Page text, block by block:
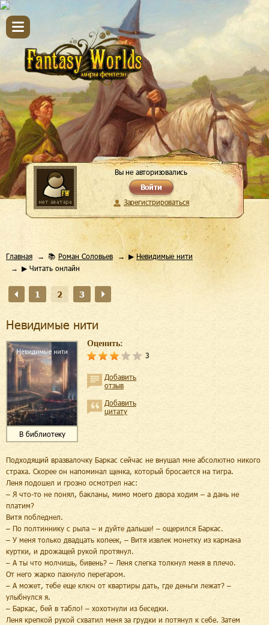
Вы не авторизовались
Войти
Зарегистрироваться
Главная 📚 Роман Соловьев ▶ Невидимые нити
▶ Читать онлайн
1 2 3
Невидимые нити
В библиотеку
Оценить:
3
Добавить
отзыв
Добавить
цитату
Подходящий вразвалочку Баркас сейчас не внушал мне абсолютно никого
страха. Скорее он напоминал щенка, который бросается на тигра.
Леня подошел и грозно осмотрел нас:
– Я что-то не понял, бакланы, мимо моего двора ходим – а дань не
платим?
Витя побледнел.
– По полтиннику с рыла – и дуйте дальше! – ощерился Баркас.
– У меня только двадцать копеек, – Витя извлек монетку из кармана
куртки, и дрожащей рукой протянул.
– А ты что молчишь, бивень? – Леня слегка толкнул меня в плечо.
От него жарко пахнуло перегаром.
– А может, тебе еще ключ от квартиры дать, где деньги лежат? –
улыбнулся я.
– Баркас, бей в табло! – хохотнули из беседки.
Леня крепкой рукой схватил меня за грудки и потянул к себе. Затем